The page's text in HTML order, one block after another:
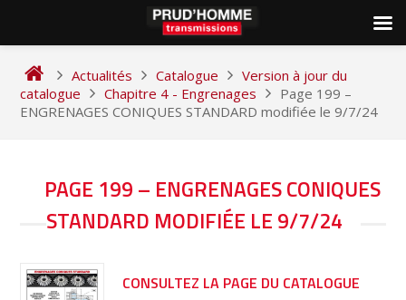
content
Actualités Catalogue
Version à jour du
catalogue
Chapitre 4 - Engrenages
Page 199 –
ENGRENAGES CONIQUES STANDARD modifiée le 9/7/24
PAGE 199 – ENGRENAGES CONIQUES
STANDARD MODIFIÉE LE 9/7/24
CONSULTEZ LA PAGE DU CATALOGUE
NAVIGATION